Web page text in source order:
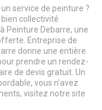
service de peinture ?
collectivité
Peinture Debarre, une
Entreprise de
donne une entière
prendre un rendez-
de devis gratuit. Un
vous n'avez
visitez notre site